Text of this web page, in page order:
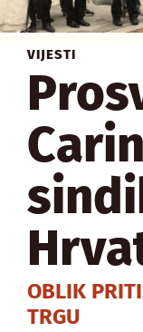
VIJESTI
OBLIK
TRGU